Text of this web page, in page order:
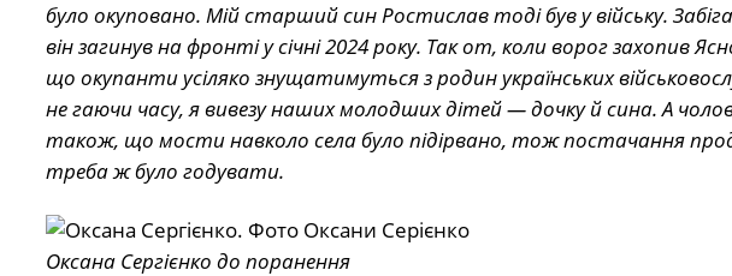
було окуповано. Мій старший син Ростислав тоді був у війську.
він загинув на фронті у січні 2024 року. Так от, коливорог захопив
що окупанти усіляко знущатимуться з родин українських
не гаючи часу, я вивезу наших молодших дітей — дочку й сина. А
також, що мости навколо села було підірвано, тож постачання
треба ж було годувати.
Оксана Сергієнко до поранення